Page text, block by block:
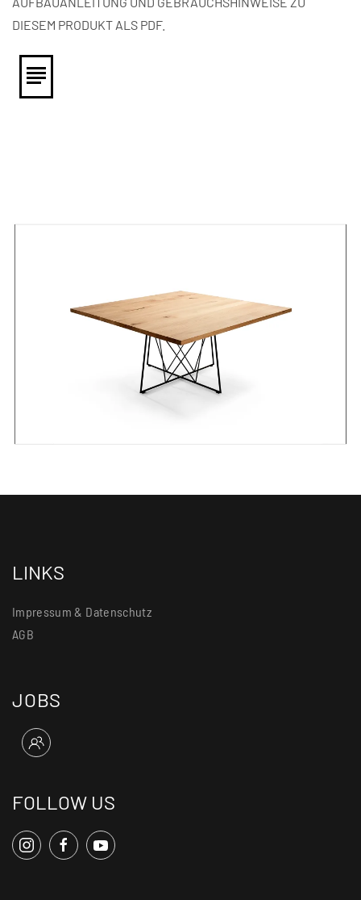
DIESEM PRODUKT ALS PDF.
LINKS
Impressum & Datenschutz
AGB
JOBS
FOLLOW US